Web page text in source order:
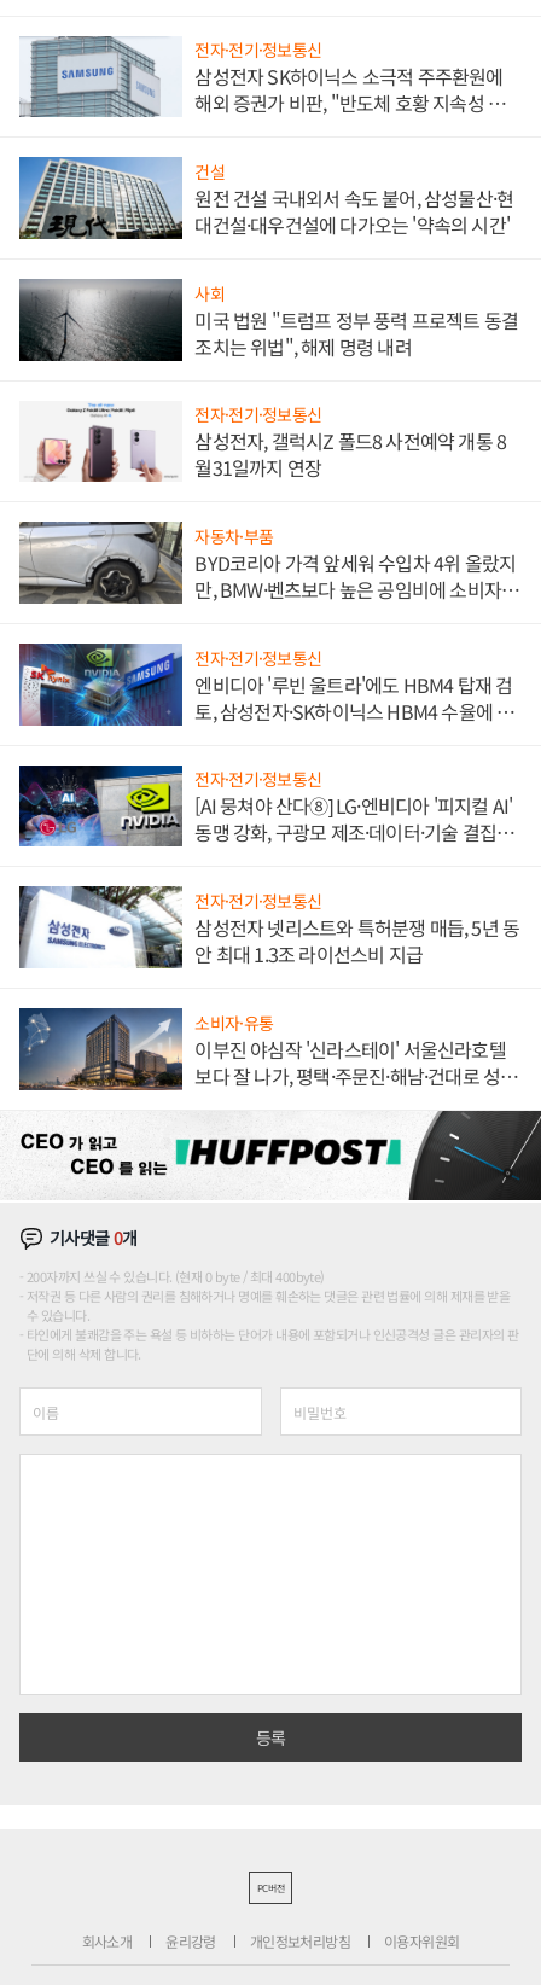
전자·전기·정보통신
삼성전자 SK하이닉스 소극적 주주환원에
해외 증권가 비판, "반도체 호황 지속성 의
건설
원전 건설 국내외서 속도 붙어, 삼성물산·현
대건설·대우건설에 다가오는 '약속의 시간'
사회
미국 법원 "트럼프 정부 풍력 프로젝트 동결
조치는 위법", 해제 명령 내려
전자·전기·정보통신
삼성전자, 갤럭시Z 폴드8 사전예약 개통 8
월31일까지 연장
자동차·부품
BYD코리아 가격 앞세워 수입차 4위 올랐지
만, BMW·벤츠보다 높은 공임비에 소비자
전자·전기·정보통신
엔비디아 '루빈 울트라'에도 HBM4 탑재 검
토, 삼성전자·SK하이닉스 HBM4 수율에 주
전자·전기·정보통신
[AI 뭉쳐야 산다⑧] LG·엔비디아 '피지컬 AI'
동맹 강화, 구광모 제조·데이터·기술 결집
전자·전기·정보통신
삼성전자 넷리스트와 특허분쟁 매듭, 5년 동
안 최대 1.3조 라이선스비 지급
소비자·유통
이부진 야심작 '신라스테이' 서울신라호텔
보다 잘 나가, 평택·주문진·해남·건대로 성
기사댓글0개
200자까지 쓰실 수 있습니다. (현재 0 byte / 최대 400byte)
저작권 등 다른 사람의 권리를 침해하거나 명예를 훼손하는 댓글은 관련 법률에 의해 제재를 받을
수 있습니다.
타인에게 불쾌감을 주는 욕설 등 비하하는 단어가 내용에 포함되거나 인신공격성 글은 관리자의 판
단에 의해 삭제 합니다.
PC버전
회사소개 윤리강령 개인정보처리방침 이용자위원회